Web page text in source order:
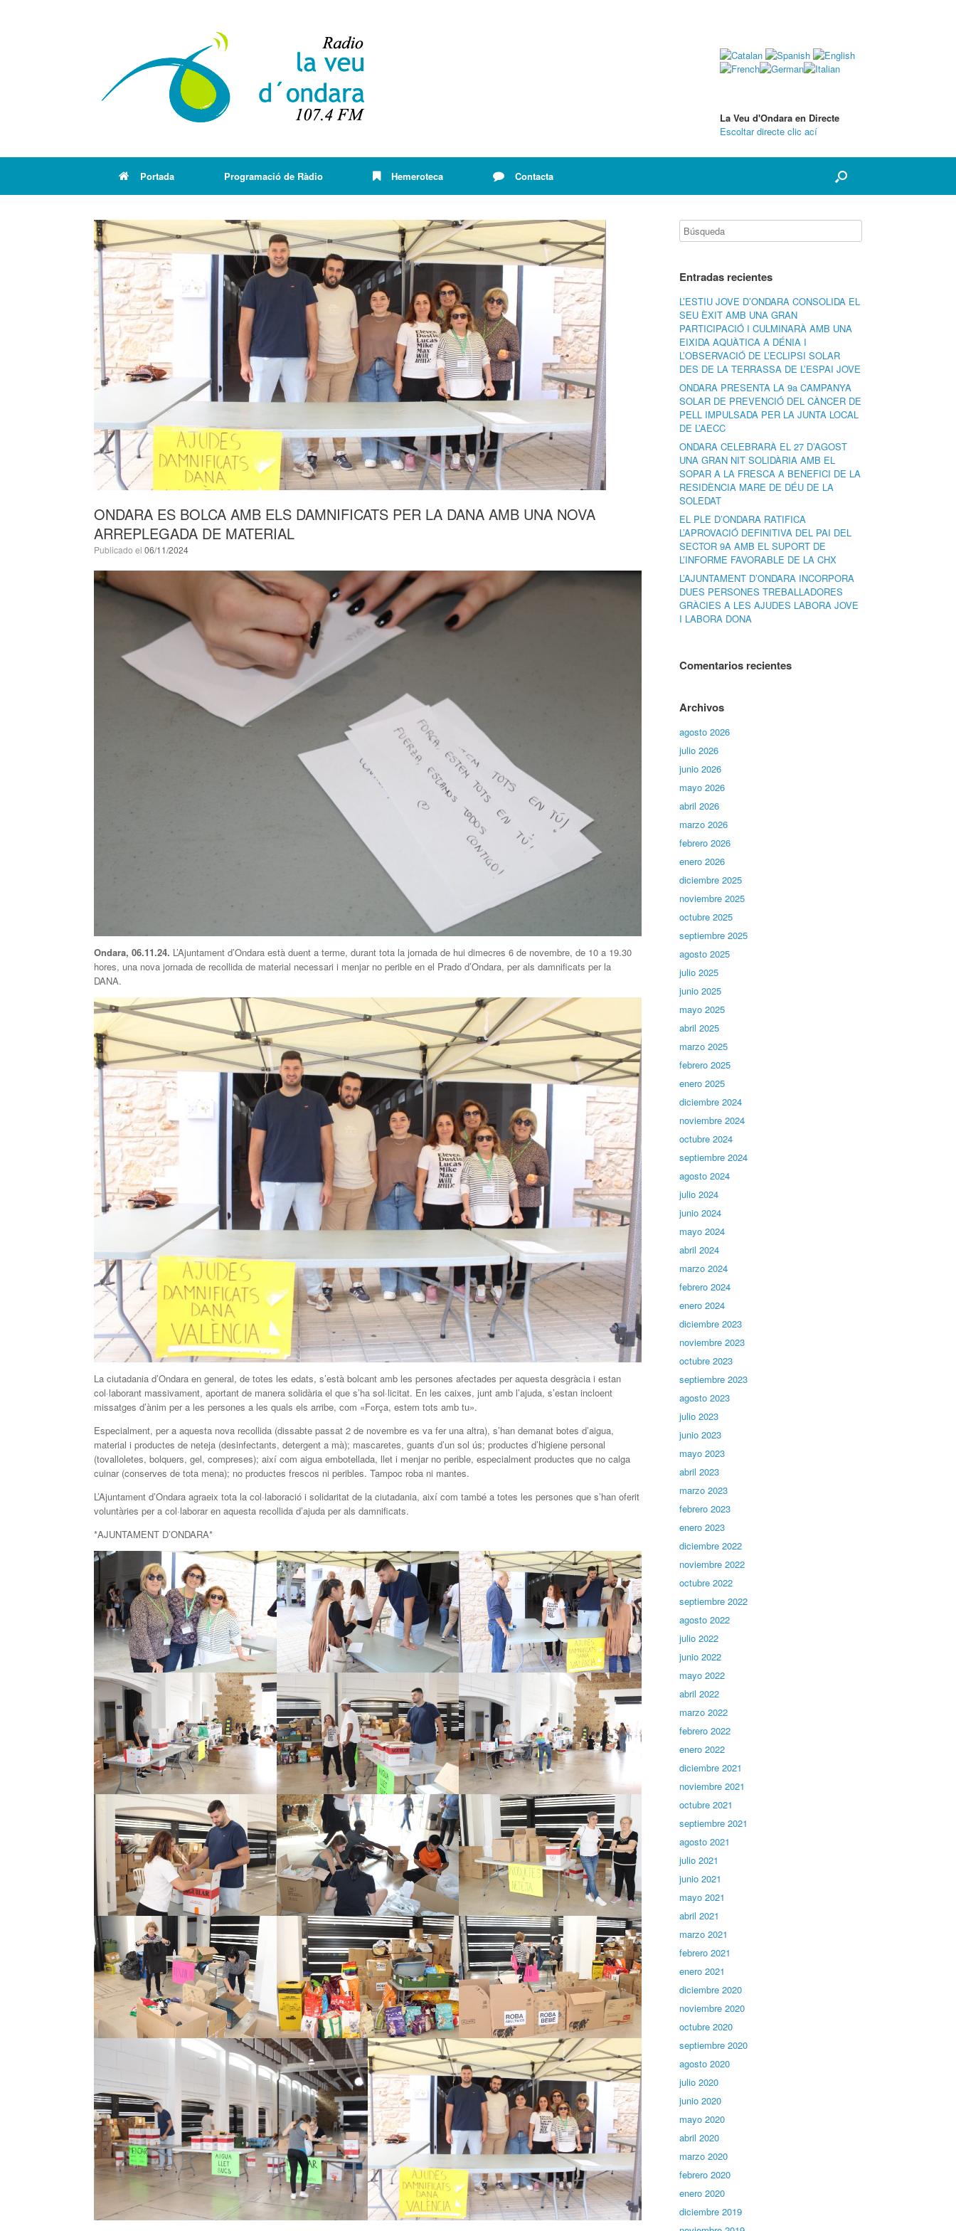
La Veu d'Ondara en Directe
Escoltar directe clic ací
Portada Programació de Ràdio Hemeroteca Contacta
ONDARA ES BOLCA AMB ELS DAMNIFICATS PER LA DANA AMB UNA NOVA
ARREPLEGADA DE MATERIAL
Publicado el 06/11/2024
Ondara, 06.11.24. L’Ajuntament d’Ondara està duent a terme, durant tota la jornada de hui dimecres 6 de novembre, de 10 a 19.30
hores, una nova jornada de recollida de material necessari i menjar no perible en el Prado d’Ondara, per als damnificats per la
DANA.
La ciutadania d’Ondara en general, de totes les edats, s’està bolcant amb les persones afectades per aquesta desgràcia i estan
col·laborant massivament, aportant de manera solidària el que s’ha sol·licitat. En les caixes, junt amb l’ajuda, s’estan incloent
missatges d’ànim per a les persones a les quals els arribe, com «Força, estem tots amb tu».
Especialment, per a aquesta nova recollida (dissabte passat 2 de novembre es va fer una altra), s’han demanat botes d’aigua,
material i productes de neteja (desinfectants, detergent a mà); mascaretes, guants d’un sol ús; productes d’higiene personal
(tovalloletes, bolquers, gel, compreses); així com aigua embotellada, llet i menjar no perible, especialment productes que no calga
cuinar (conserves de tota mena); no productes frescos ni peribles. Tampoc roba ni mantes.
L’Ajuntament d’Ondara agraeix tota la col·laboració i solidaritat de la ciutadania, així com també a totes les persones que s’han oferit
voluntàries per a col·laborar en aquesta recollida d’ajuda per als damnificats.
*AJUNTAMENT D’ONDARA*
Entradas recientes
L’ESTIU JOVE D’ONDARA CONSOLIDA EL
SEU ÈXIT AMB UNA GRAN
PARTICIPACIÓ I CULMINARÀ AMB UNA
EIXIDA AQUÀTICA A DÉNIA I
L’OBSERVACIÓ DE L’ECLIPSI SOLAR
DES DE LA TERRASSA DE L’ESPAI JOVE
ONDARA PRESENTA LA 9a CAMPANYA
SOLAR DE PREVENCIÓ DEL CÀNCER DE
PELL IMPULSADA PER LA JUNTA LOCAL
DE L’AECC
ONDARA CELEBRARÀ EL 27 D’AGOST
UNA GRAN NIT SOLIDÀRIA AMB EL
SOPAR A LA FRESCA A BENEFICI DE LA
RESIDÈNCIA MARE DE DÉU DE LA
SOLEDAT
EL PLE D’ONDARA RATIFICA
L’APROVACIÓ DEFINITIVA DEL PAI DEL
SECTOR 9A AMB EL SUPORT DE
L’INFORME FAVORABLE DE LA CHX
L’AJUNTAMENT D’ONDARA INCORPORA
DUES PERSONES TREBALLADORES
GRÀCIES A LES AJUDES LABORA JOVE
I LABORA DONA
Comentarios recientes
Archivos
agosto 2026
julio 2026
junio 2026
mayo 2026
abril 2026
marzo 2026
febrero 2026
enero 2026
diciembre 2025
noviembre 2025
octubre 2025
septiembre 2025
agosto 2025
julio 2025
junio 2025
mayo 2025
abril 2025
marzo 2025
febrero 2025
enero 2025
diciembre 2024
noviembre 2024
octubre 2024
septiembre 2024
agosto 2024
julio 2024
junio 2024
mayo 2024
abril 2024
marzo 2024
febrero 2024
enero 2024
diciembre 2023
noviembre 2023
octubre 2023
septiembre 2023
agosto 2023
julio 2023
junio 2023
mayo 2023
abril 2023
marzo 2023
febrero 2023
enero 2023
diciembre 2022
noviembre 2022
octubre 2022
septiembre 2022
agosto 2022
julio 2022
junio 2022
mayo 2022
abril 2022
marzo 2022
febrero 2022
enero 2022
diciembre 2021
noviembre 2021
octubre 2021
septiembre 2021
agosto 2021
julio 2021
junio 2021
mayo 2021
abril 2021
marzo 2021
febrero 2021
enero 2021
diciembre 2020
noviembre 2020
octubre 2020
septiembre 2020
agosto 2020
julio 2020
junio 2020
mayo 2020
abril 2020
marzo 2020
febrero 2020
enero 2020
diciembre 2019